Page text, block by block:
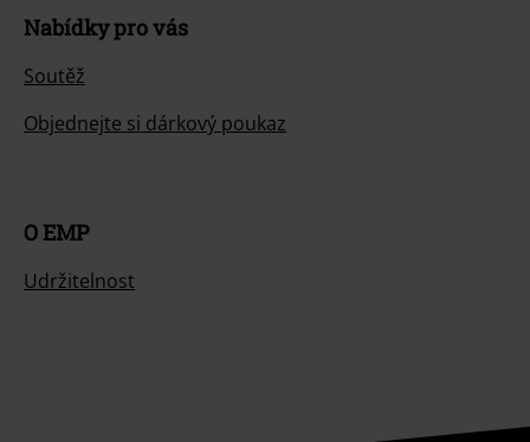
Nabídky pro vás
Soutěž
Objednejte si dárkový poukaz
O EMP
Udržitelnost